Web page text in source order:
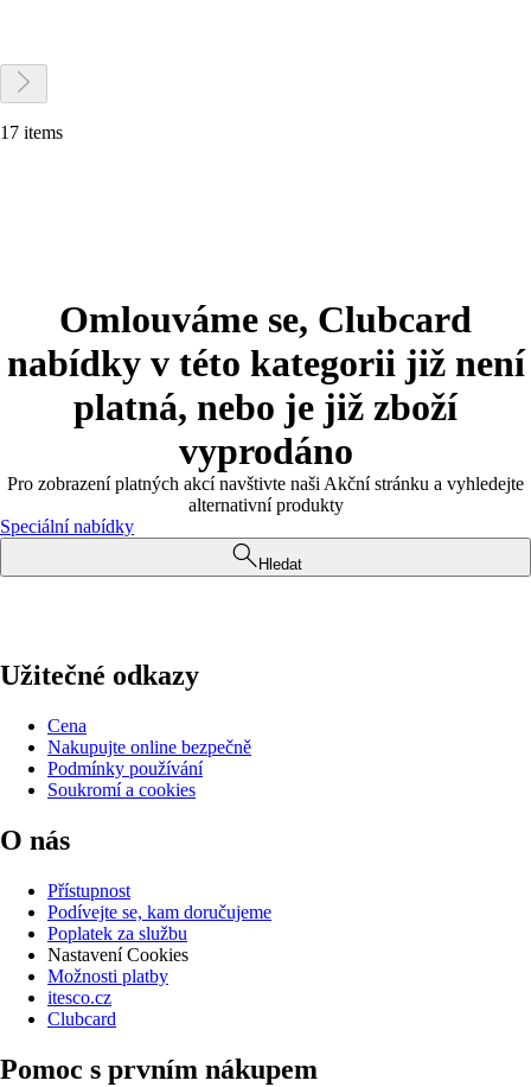
17 items
Omlouváme se, Clubcard
nabídky v této kategorii již není
platná, nebo je již zboží
vyprodáno
Pro zobrazení platných akcí navštivte naši Akční stránku a vyhledejte
alternativní produkty
Speciální nabídky
Hledat
Užitečné odkazy
Cena
Nakupujte online bezpečně
Podmínky používání
Soukromí a cookies
O nás
Přístupnost
Podívejte se, kam doručujeme
Poplatek za službu
Nastavení Cookies
Možnosti platby
itesco.cz
Clubcard
Pomoc s prvním nákupem